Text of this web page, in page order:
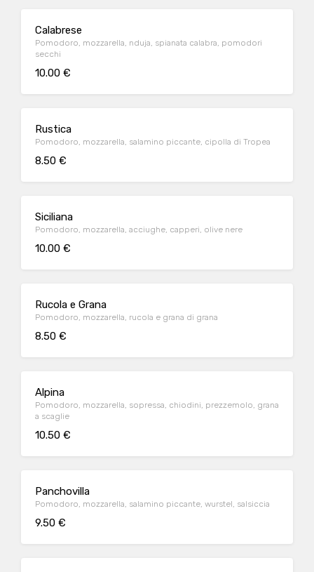
Calabrese
Pomodoro, mozzarella, nduja, spianata calabra, pomodori
secchi
10.00 €
Rustica
Pomodoro, mozzarella, salamino piccante, cipolla di Tropea
8.50 €
Siciliana
Pomodoro, mozzarella, acciughe, capperi, olive nere
10.00 €
Rucola e Grana
Pomodoro, mozzarella, rucola e grana di grana
8.50 €
Alpina
Pomodoro, mozzarella, sopressa, chiodini, prezzemolo, grana
a scaglie
10.50 €
Panchovilla
Pomodoro, mozzarella, salamino piccante, wurstel, salsiccia
9.50 €